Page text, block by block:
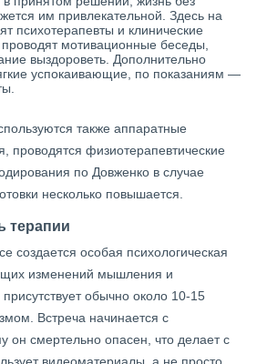
им привлекательной. Здесь на
психотерапевты и клинические
мотивационные беседы,
выздороветь. Дополнительно
успокаивающие, по показаниям —
также аппаратные
проводятся физиотерапевтические
по Довженко в случае
несколько повышается.
терапии
создается особая психологическая
изменений мышления и
обычно около 10-15
Встреча начинается с
он смертельно опасен, что делает с